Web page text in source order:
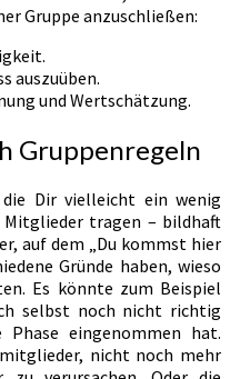
Gruppe anzuschließen:
auszuüben.
und Wertschätzung.
Gruppenregeln
Dir vielleicht ein wenig
tragen – bildhaft
auf dem „Du kommst hier
Gründe haben, wieso
Es könnte zum Beispiel
selbst noch nicht richtig
eingenommen hat.
nicht noch mehr